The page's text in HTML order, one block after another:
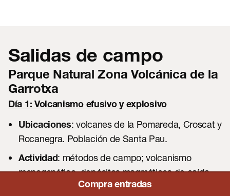
CA ES EN FR
Compra entradas
Salidas de campo
Parque Natural Zona Volcánica de la
Garrotxa
Día 1: Volcanismo efusivo y explosivo
Ubicaciones: volcanes de la Pomareda, Croscat y
Rocanegra. Población de Santa Pau.
Actividad: métodos de campo; volcanismo
monogenético, depósitos magmáticos de caída,
lavas y freatomagmatismo.